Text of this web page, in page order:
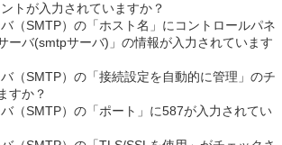
トが入力されていますか？
（SMTP）の「ホスト名」にコントロールパネ
ーバ(smtpサーバ)」の情報が入力されています
（SMTP）の「接続設定を自動的に管理」のチ
すか？
（SMTP）の「ポート」に587が入力されてい